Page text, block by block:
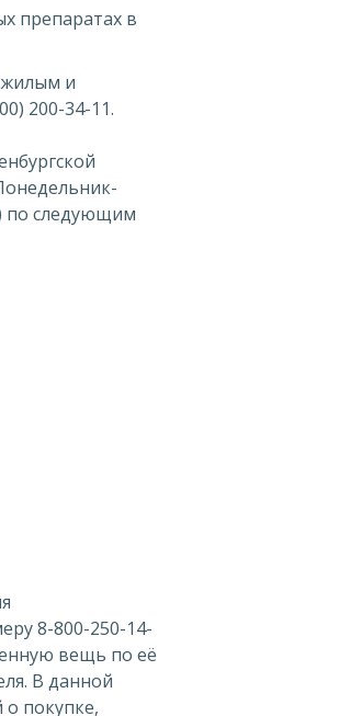
препаратах в
и
200-34-11.
по следующим
8-800-250-14-
вещь по её
В данной
о покупке,